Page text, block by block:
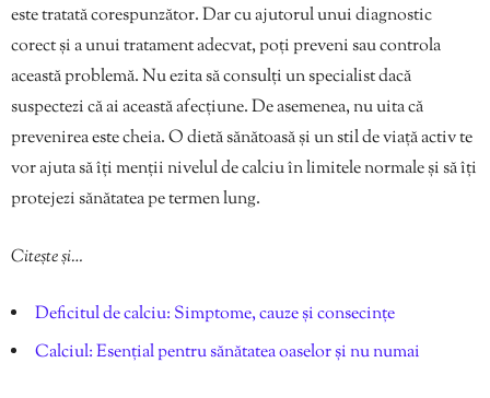
este tratată corespunzător. Dar cu ajutorul unui diagnostic
corect și a unui tratament adecvat, poți preveni sau controla
această problemă. Nu ezita să consulți un specialist dacă
suspectezi că ai această afecțiune. De asemenea, nu uita că
prevenirea este cheia. O dietă sănătoasă și un stil de viață activ te
vor ajuta să îți menții nivelul de calciu în limitele normale și să îți
protejezi sănătatea pe termen lung.
Citește și…
Deficitul de calciu: Simptome, cauze și consecințe
Calciul: Esențial pentru sănătatea oaselor și nu numai